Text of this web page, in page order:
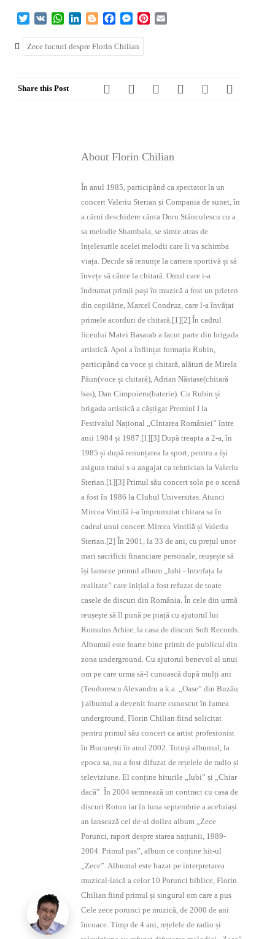
TwitterVK WhatsApp
LinkedInBloggerFacebookMessenger
Pinterest
Zece lucruri despre Florin Chilian
Share this Post
About Florin Chilian
În anul 1985, participând ca spectator la un
concert Valeriu Sterian și Compania de sunet, în
a cărui deschidere cânta Doru Stănculescu cu a
sa melodie Shambala, se simte atras de
înțelesurile acelei melodii care îi va schimba
viața. Decide să renunțe la cariera sportivă și să
învețe să cânte la chitară. Omul care i-a
îndrumat primii pași în muzică a fost un prieten
din copilărie, Marcel Condruz, care l-a învățat
primele acorduri de chitară.[1][2] În cadrul
liceului Matei Basarab a facut parte din brigada
artistică. Apoi a înființat formația Rubin,
participând ca voce și chitară, alături de Mirela
Păun(voce și chitară), Adrian Năstase(chitară
bas), Dan Cimpoieru(baterie). Cu Rubin și
brigada artistică a câștigat Premiul I la
Festivalul Național „Cîntarea României” între
anii 1984 și 1987.[1][3] După treapta a 2-a, în
1985 și după renunțarea la sport, pentru a își
asigura traiul s-a angajat ca tehnician la Valeriu
Sterian.[1][3] Primul său concert solo pe o scenă
a fost în 1986 la Clubul Universitas. Atunci
Mircea Vintilă i-a împrumutat chitara sa în
cadrul unui concert Mircea Vintilă și Valeriu
Sterian.[2] În 2001, la 33 de ani, cu prețul unor
mari sacrificii financiare personale, reușește să
își lanseze primul album „Iubi - Interfața la
realitate” care inițial a fost refuzat de toate
casele de discuri din România. În cele din urmă
reușește să îl pună pe piață cu ajutorul lui
Romulus Arhire, la casa de discuri Soft Records.
Albumul este foarte bine primit de publicul din
zona underground. Cu ajutorul benevol al unui
om pe care urma să-l cunoască după mulți ani
(Teodorescu Alexandru a.k.a. „Oase” din Buzău
) albumul a devenit foarte cunoscut în lumea
underground, Florin Chilian fiind solicitat
pentru primul său concert ca artist profesionist
în București în anul 2002. Totuși albumul, la
epoca sa, nu a fost difuzat de rețelele de radio și
televiziune. El conține hiturile „Iubi” și „Chiar
dacă”. În 2004 semnează un contract cu casa de
discuri Roton iar în luna septembrie a aceluiași
an lansează cel de-al doilea album „Zece
Porunci, raport despre starea națiunii, 1989-
2004. Primul pas”, album ce conține hit-ul
„Zece”. Albumul este bazat pe interpretarea
muzical-laică a celor 10 Porunci biblice, Florin
Chilian fiind primul și singurul om care a pus
Cele zece porunci pe muzică, de 2000 de ani
încoace. Timp de 4 ani, rețelele de radio și